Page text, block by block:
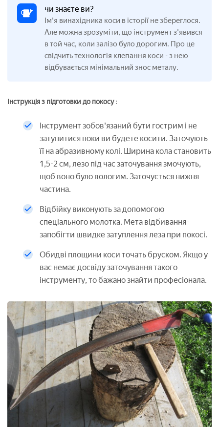
чи знаєте ви?
Ім'я винахідника коси в історії не збереглося.
Але можна зрозуміти, що інструмент з'явився
в той час, коли залізо було дорогим. Про це
свідчить технологія клепання коси -з нею
відбувається мінімальний знос металу.
Інструкція з підготовки до покосу:
Інструмент зобов'язаний бути гострим і не
затупитися поки ви будете косити. Заточують
її на абразивному колі. Ширина кола становить
1,5-2 см, лезо під час заточування змочують,
щоб воно було вологим. Заточується нижня
частина.
Відбійку виконують за допомогою
спеціального молотка. Мета відбивання-
запобігти швидке затуплення леза при покосі.
Обидві площини коси точать бруском. Якщо у
вас немає досвіду заточування такого
інструменту, то бажано знайти професіонала.